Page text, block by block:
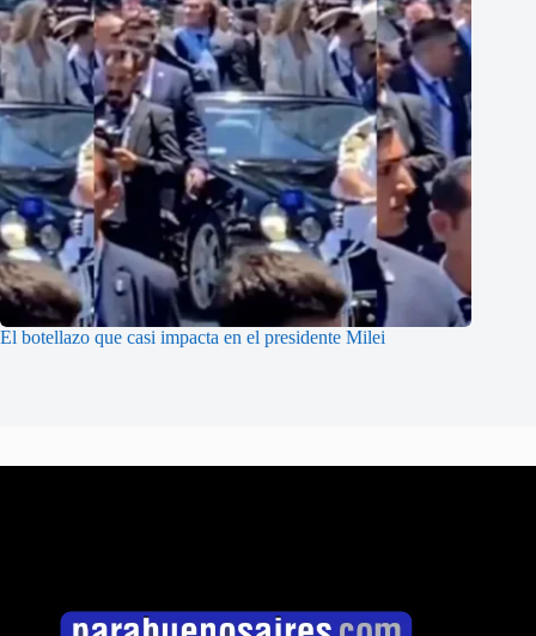
El botellazo que casi impacta en el presidente Milei